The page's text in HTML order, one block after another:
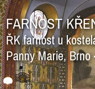
FARNOST
ŘK farnost u
Panny Marie,